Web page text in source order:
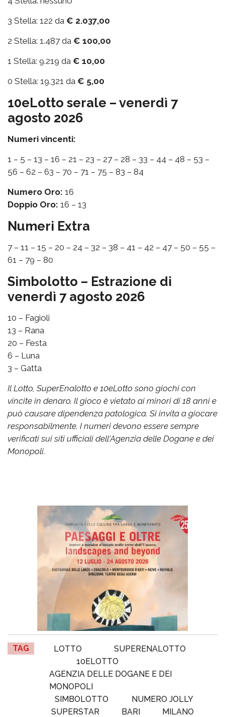
3 Stella: 122 da € 2.037,00
2 Stella: 1.487 da € 100,00
1 Stella: 9.219 da € 10,00
0 Stella: 19.321 da € 5,00
10eLotto serale – venerdì 7
agosto 2026
Numeri vincenti:
1 – 5 – 13 – 16 – 21 – 23 – 27 – 28 – 33 – 44 – 48 – 53 –
56 – 62 – 63 – 70 – 71 – 75 – 83 – 84
Numero Oro: 16
Doppio Oro: 16 – 13
Numeri Extra
7 – 11 – 15 – 20 – 24 – 32 – 38 – 41 – 42 – 47 – 50 – 55 –
61 – 79 – 80
Simbolotto – Estrazione di
venerdì 7 agosto 2026
10 – Fagioli
13 – Rana
20 – Festa
6 – Luna
3 – Gatta
Il Lotto, SuperEnalotto e 10eLotto sono giochi con
vincite in denaro. Il gioco è vietato ai minori di 18 anni e
può causare dipendenza patologica. Si invita a giocare
responsabilmente. I numeri devono essere sempre
verificati sui siti ufficiali dell'Agenzia delle Dogane e dei
Monopoli.
TAG LOTTO
SUPERENALOTTO
10ELOTTO
AGENZIA DELLE DOGANE E DEI
MONOPOLI
SIMBOLOTTO
NUMERO JOLLY
SUPERSTAR
BARI
MILANO